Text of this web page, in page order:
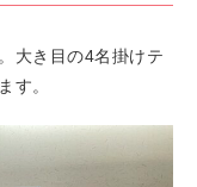
大き目の4名掛けテ
す。